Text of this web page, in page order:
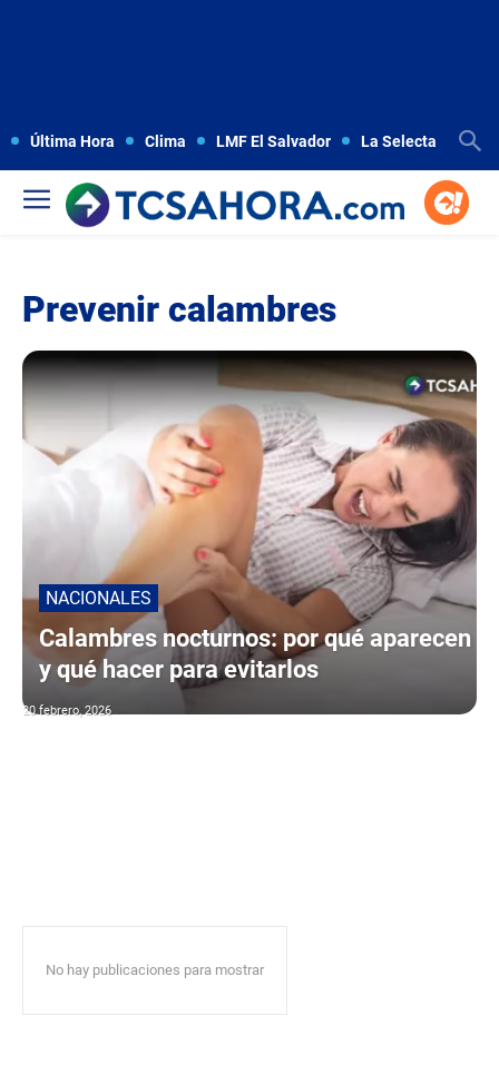
Última Hora Clima LMF El Salvador La Selecta
Prevenir calambres
NACIONALES
Calambres nocturnos: por qué aparecen
y qué hacer para evitarlos
20 febrero, 2026
No hay publicaciones para mostrar